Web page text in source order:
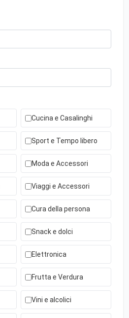
Cucina e Casalinghi
Sport e Tempo libero
Moda e Accessori
Viaggi e Accessori
Cura della persona
Snack e dolci
Elettronica
Frutta e Verdura
Vini e alcolici